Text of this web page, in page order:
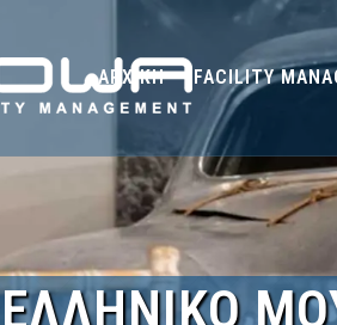
ΑΡΧΙΚΗ FACILITY
ΕΛΛΗΝΙΚΟ